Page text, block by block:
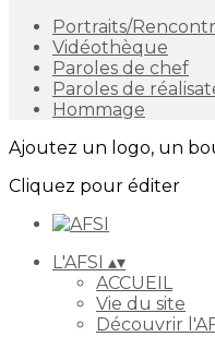
Portraits/
Vidéothèque
Paroles de chef
Paroles de
Hommage
Ajoutez un logo, un
Cliquez pour éditer
L'AFSI ▴▾
ACCUEIL
Vie du site
Découvrir